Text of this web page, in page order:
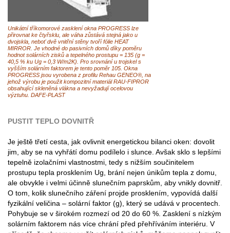
Unikátní tříkomorové zasklení okna PROGRESS lze
přirovnat ke čtyřsklu, ale váha zůstává stejná jako u
dvojskla, neboť dvě vnitřní stěny tvoří fólie HEAT
MIRROR. Je vhodné do pasivních domů díky poměru
hodnot solárních zisků a tepelného prostupu = 135 (g =
40,5 % ku Ug = 0,3 W/m2K). Pro srovnání u trojskel s
vyšším solárním faktorem je tento poměr 105. Okna
PROGRESS jsou vyrobena z profilu Rehau GENEO®, na
jehož výrobu je použit kompozitní materiál RAU-FIPROR
obsahující skleněná vlákna a nevyžadují ocelovou
výztuhu. DAFE-PLAST
PUSTIT TEPLO DOVNITŘ
Je ještě třetí cesta, jak ovlivnit energetickou bilanci oken: dovolit
jim, aby se na vyhřátí domu podílelo i slunce. Avšak sklo s lepšími
tepelně izolačními vlastnostmi, tedy s nižším součinitelem
prostupu tepla prosklením Ug, brání nejen únikům tepla z domu,
ale obvykle i velmi účinně slunečním paprskům, aby vnikly dovnitř.
O tom, kolik slunečního záření projde prosklením, vypovídá další
fyzikální veličina – solární faktor (g), který se udává v procentech.
Pohybuje se v širokém rozmezí od 20 do 60 %. Zasklení s nízkým
solárním faktorem nás více chrání před přehříváním interiéru. V